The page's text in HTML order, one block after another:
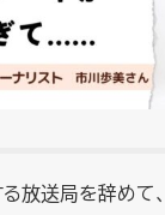
放送局を辞めて